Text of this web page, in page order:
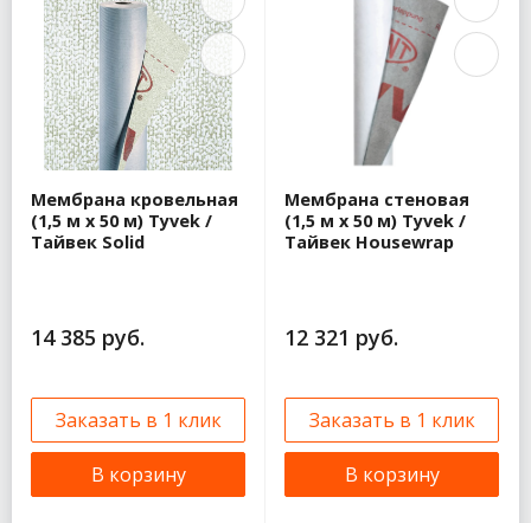
Мембрана кровельная
(1,5 м x 50 м) Tyvek /
Тайвек Solid
14 385 руб.
Заказать в 1 клик
В корзину
Мембрана стеновая
(1,5 м x 50 м) Tyvek /
Тайвек Housewrap
12 321 руб.
Заказать в 1 клик
В корзину